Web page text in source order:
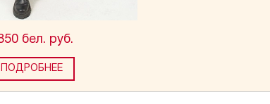
бел. руб.
ПОДРОБНЕЕ